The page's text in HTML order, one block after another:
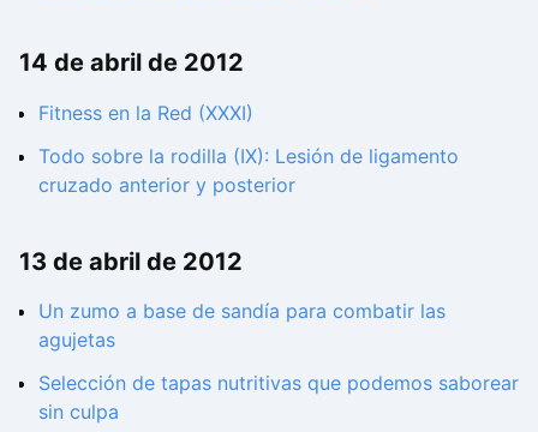
14 de abril de 2012
Fitness en la Red (XXXI)
Todo sobre la rodilla (IX): Lesión de ligamento
cruzado anterior y posterior
13 de abril de 2012
Un zumo a base de sandía para combatir las
agujetas
Selección de tapas nutritivas que podemos saborear
sin culpa